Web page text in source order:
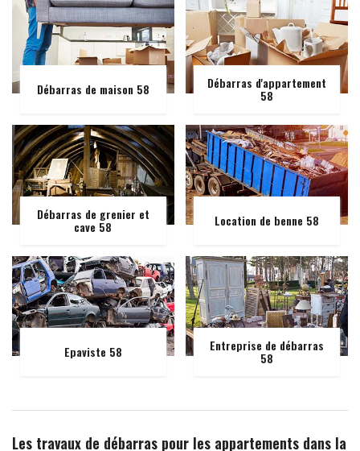
Débarras de maison 58 Débarras d'appartement
58
Débarras de grenier et
cave 58 Location de benne 58
Epaviste 58 Entreprise de débarras
58
Les travaux de débarras pour les appartements dans la